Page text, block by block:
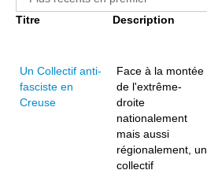
Titre Description
Un Collectif anti-
fasciste en
Creuse
Face à la montée
de l'extrême-
droite
nationalement
mais aussi
régionalement, un
collectif